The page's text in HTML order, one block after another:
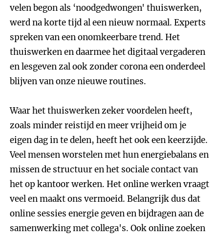
velen begon als ‘noodgedwongen' thuiswerken,
werd na korte tijd al een nieuw normaal. Experts
spreken van een onomkeerbare trend. Het
thuiswerken en daarmee het digitaal vergaderen
en lesgeven zal ook zonder corona een onderdeel
blijven van onze nieuwe routines.
Waar het thuiswerken zeker voordelen heeft,
zoals minder reistijd en meer vrijheid om je
eigen dag in te delen, heeft het ook een keerzijde.
Veel mensen worstelen met hun energiebalans en
missen de structuur en het sociale contact van
het op kantoor werken. Het online werken vraagt
veel en maakt ons vermoeid. Belangrijk dus dat
online sessies energie geven en bijdragen aan de
samenwerking met collega's. Ook online zoeken